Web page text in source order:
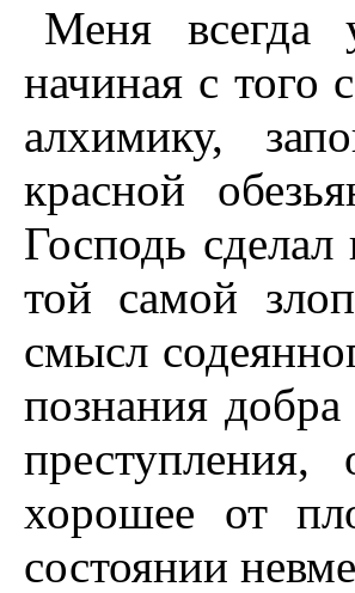
Меня всегда
начиная с того
алхимику,
красной
Господь
той самой
смысл
познания
хорошее от
состоянии